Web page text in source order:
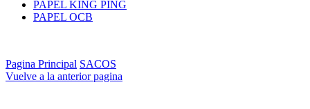
PAPEL KING PING
PAPEL OCB
Pagina Principal SACOS
Vuelve a la anterior pagina